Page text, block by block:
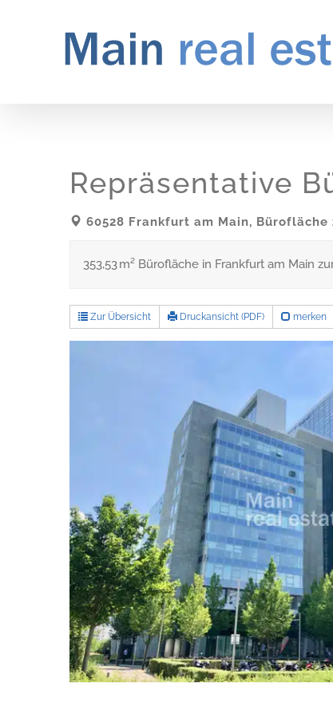
Repräsentative
60528 Frankfurt am Main, Bürofläche
353,53 m² Bürofläche in Frankfurt am Main
Zur Übersicht Druckansicht (PDF) merken